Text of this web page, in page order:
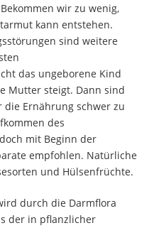
wir zu wenig,
kann entstehen.
sind weitere
das ungeborene Kind
Mutter steigt. Dann sind
Ernährung schwer zu
des
mit Beginn der
empfohlen. Natürliche
und Hülsenfrüchte.
durch die Darmflora
der in pflanzlicher